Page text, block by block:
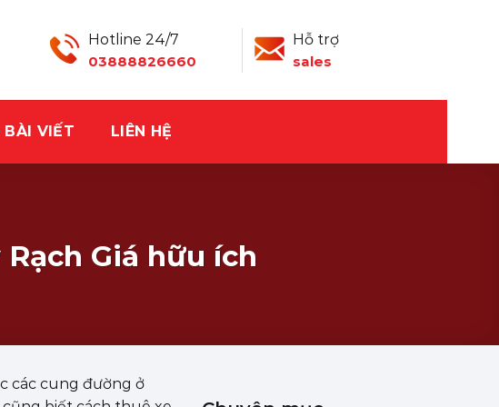
Hotline 24/7
03888826660
Hỗ trợ
sales
BÀI VIẾT LIÊN HỆ
Giá hữu ích
các cung đường ở